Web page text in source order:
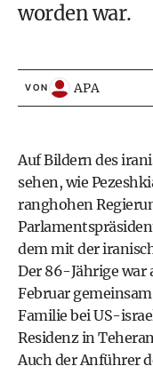
worden war.
VON APA
Auf Bildern des
sehen, wie
ranghohen
dem mit der
Der 86-Jährige war
Februar
Familie bei US-
Residenz in
Auch der Anführer